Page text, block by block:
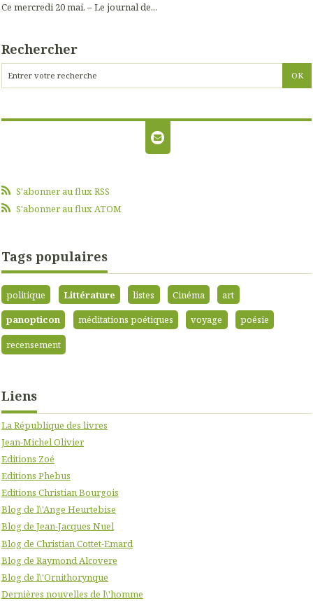
Ce mercredi 20 mai. – Le journal de...
Rechercher
S'abonner au flux RSS
S'abonner au flux ATOM
Tags populaires
politique Littérature listes Cinéma
art
panopticon
méditations poétiques voyage
poésie
recensement
Liens
La République des livres
Jean-Michel Olivier
Editions Zoé
Editions Phebus
Editions Christian Bourgois
Blog de l\'Ange Heurtebise
Blog de Jean-Jacques Nuel
Blog de Christian Cottet-Emard
Blog de Raymond Alcovere
Blog de l\'Ornithorynque
Dernières nouvelles de l\'homme